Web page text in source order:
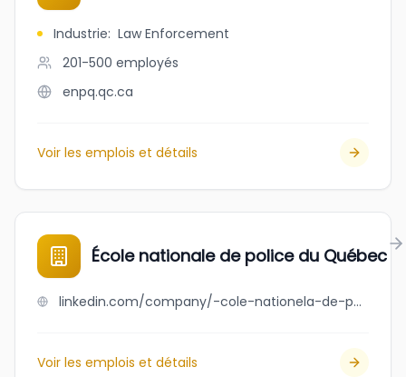
Industrie: Law Enforcement
201-500 employés
enpq.qc.ca
Voir les emplois et détails
École nationale de police du Québec
linkedin.com/company/-cole-nationela-de-police-du-qu-bec
Voir les emplois et détails